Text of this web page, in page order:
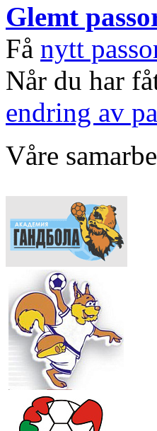
Glemt
Få nytt
Når du har
endring av
Våre